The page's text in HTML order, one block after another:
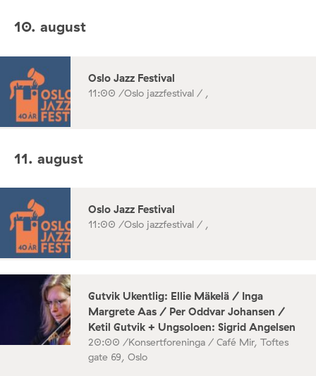
10. august
Oslo Jazz Festival
11:00 /Oslo jazzfestival / ,
11. august
Oslo Jazz Festival
11:00 /Oslo jazzfestival / ,
Gutvik Ukentlig: Ellie Mäkelä / Inga
Margrete Aas / Per Oddvar Johansen /
Ketil Gutvik + Ungsoloen: Sigrid Angelsen
20:00 /Konsertforeninga / Café Mir, Toftes
gate 69, Oslo